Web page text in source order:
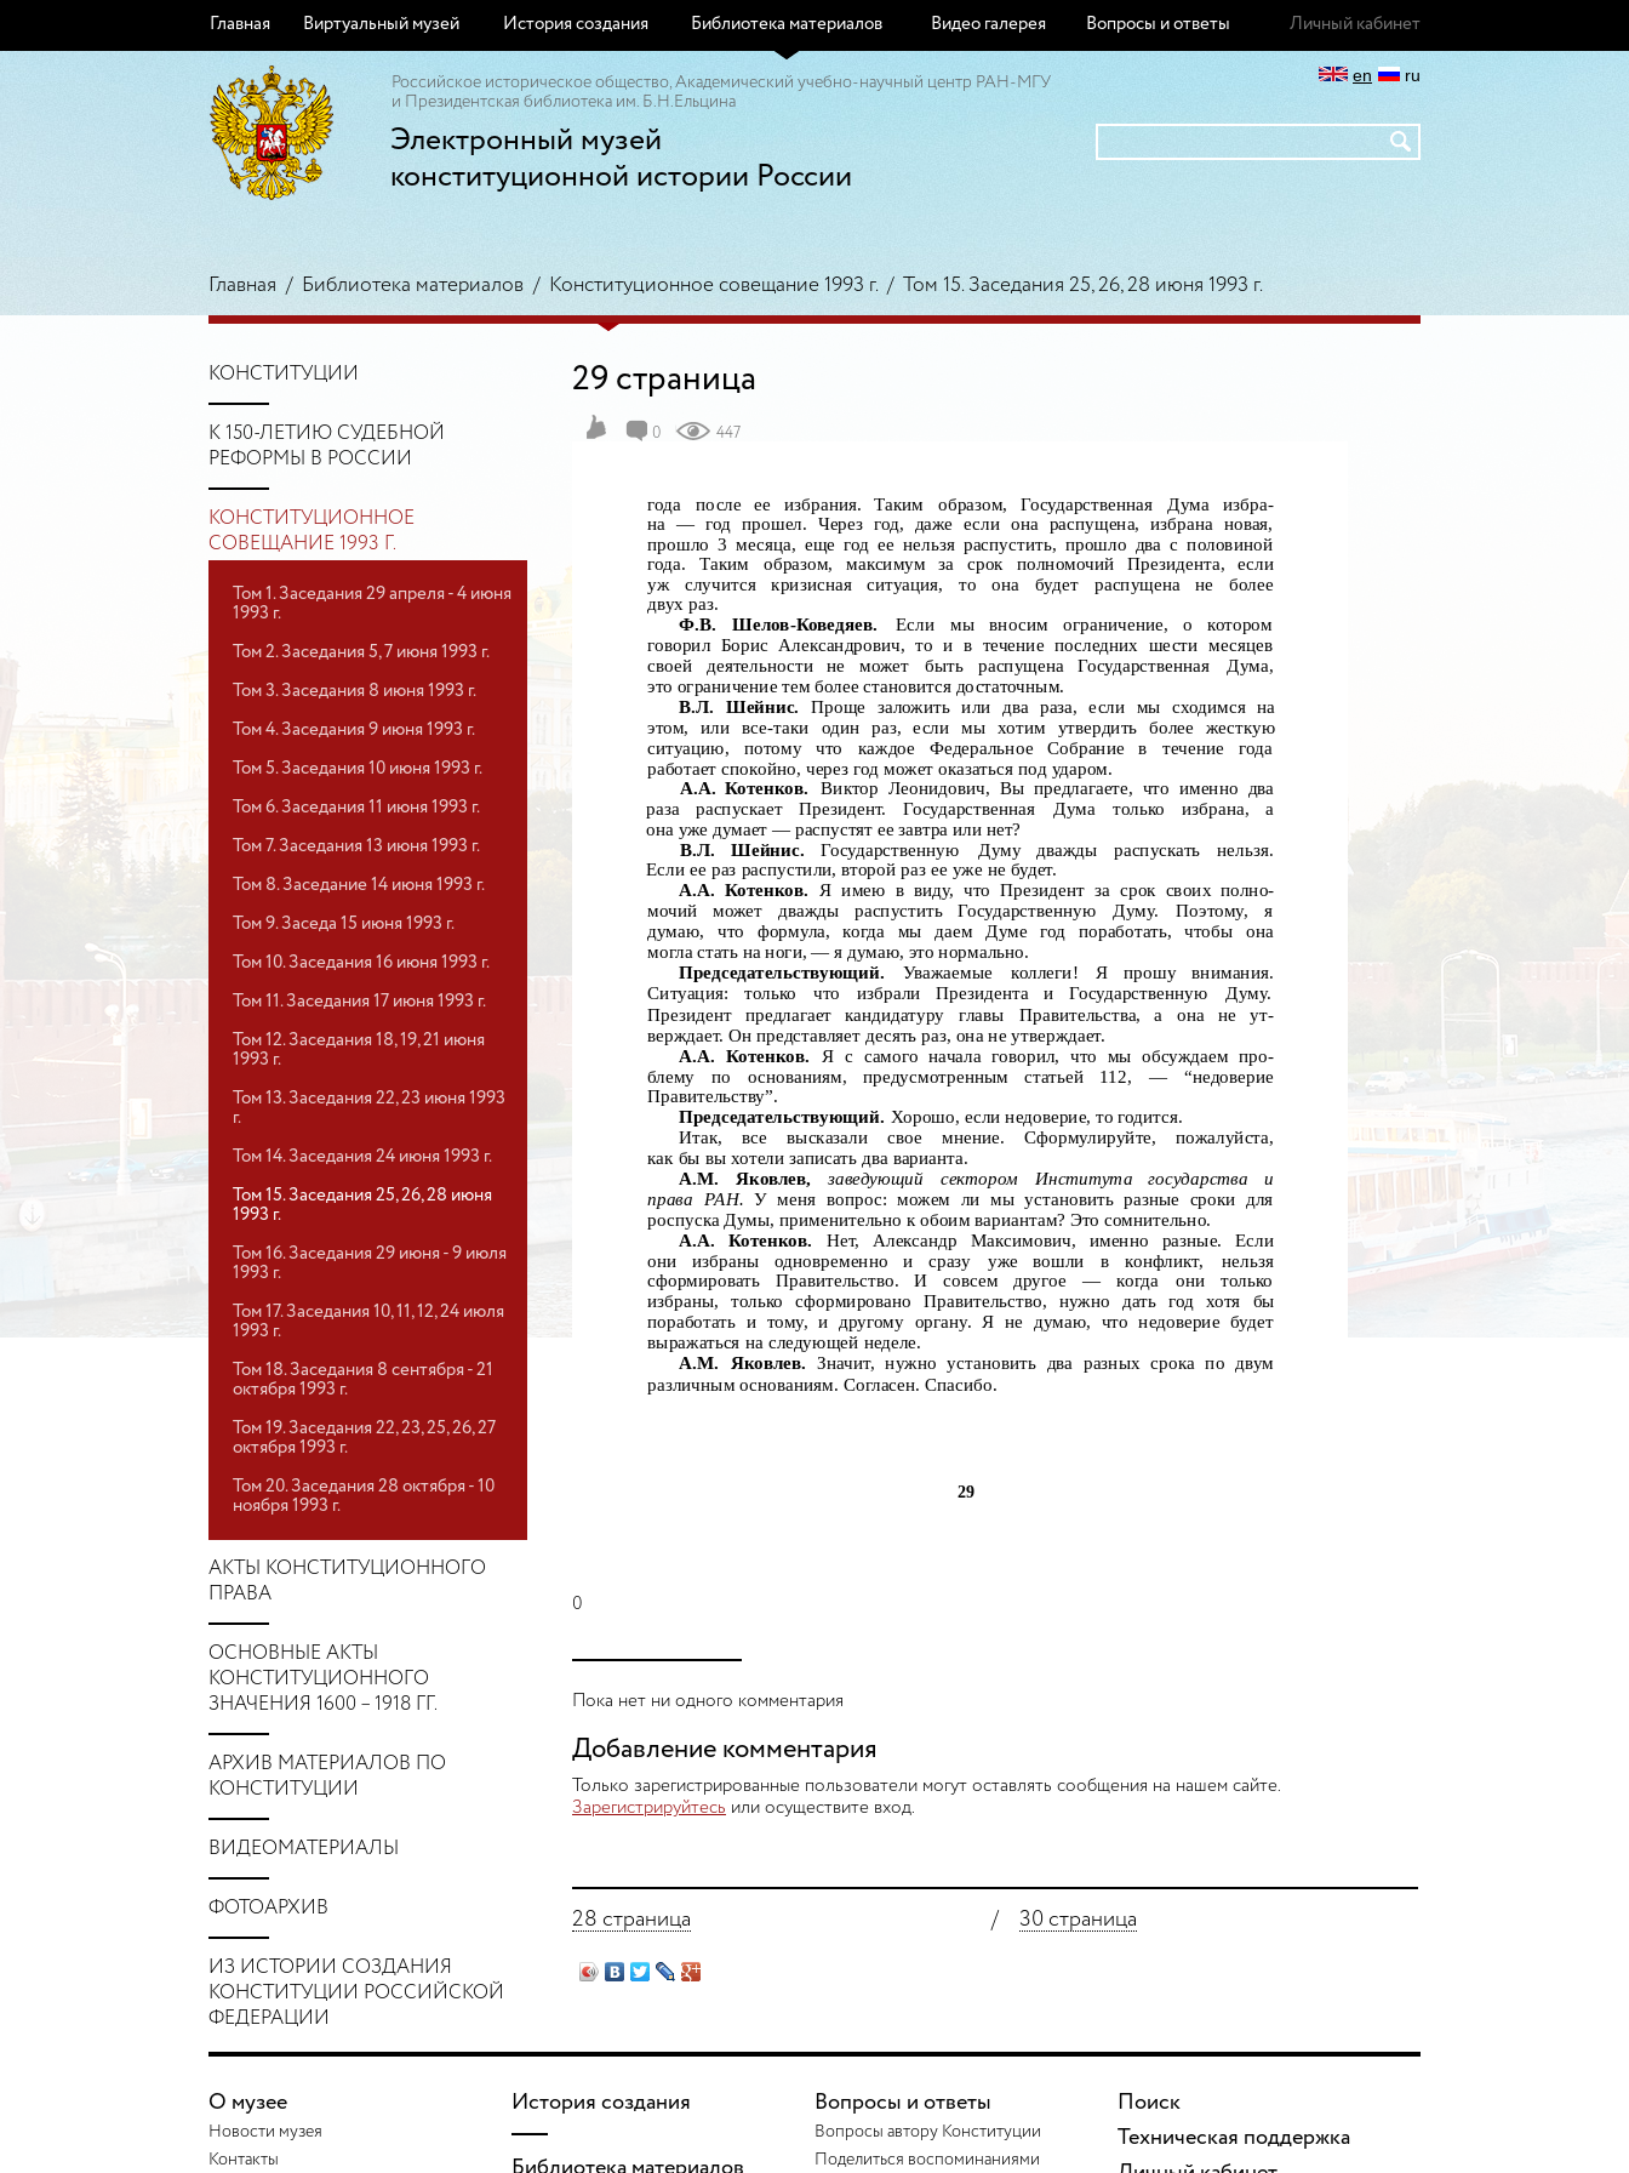
Главная Виртуальный музей История создания Библиотека материалов Видео галерея Вопросы и ответы Личный кабинет
Российское историческое общество, Академический учебно-научный центр РАН-МГУ
и Президентская библиотека им. Б.Н.Ельцина
Электронный музей
конституционной истории России
ru
en
Главная / Библиотека материалов / Конституционное совещание 1993 г./ Том 15. Заседания 25, 26, 28 июня 1993 г.
КОНСТИТУЦИИ
К 150-ЛЕТИЮ СУДЕБНОЙ
РЕФОРМЫ В РОССИИ
КОНСТИТУЦИОННОЕ
СОВЕЩАНИЕ 1993 Г.
Том 1. Заседания 29 апреля - 4 июня
1993 г.
Том 2. Заседания 5, 7 июня 1993 г.
Том 3. Заседания 8 июня 1993 г.
Том 4. Заседания 9 июня 1993 г.
Том 5. Заседания 10 июня 1993 г.
Том 6. Заседания 11 июня 1993 г.
Том 7. Заседания 13 июня 1993 г.
Том 8. Заседание 14 июня 1993 г.
Том 9. Заседа 15 июня 1993 г.
Том 10. Заседания 16 июня 1993 г.
Том 11. Заседания 17 июня 1993 г.
Том 12. Заседания 18, 19, 21 июня
1993 г.
Том 13. Заседания 22, 23 июня 1993
г.
Том 14. Заседания 24 июня 1993 г.
Том 15. Заседания 25, 26, 28 июня
1993 г.
Том 16. Заседания 29 июня - 9 июля
1993 г.
Том 17. Заседания 10, 11, 12, 24 июля
1993 г.
Том 18. Заседания 8 сентября - 21
октября 1993 г.
Том 19. Заседания 22, 23, 25, 26, 27
октября 1993 г.
Том 20. Заседания 28 октября - 10
ноября 1993 г.
АКТЫ КОНСТИТУЦИОННОГО
ПРАВА
ОСНОВНЫЕ АКТЫ
КОНСТИТУЦИОННОГО
ЗНАЧЕНИЯ 1600 – 1918 ГГ.
АРХИВ МАТЕРИАЛОВ ПО
КОНСТИТУЦИИ
ВИДЕОМАТЕРИАЛЫ
ФОТОАРХИВ
ИЗ ИСТОРИИ СОЗДАНИЯ
КОНСТИТУЦИИ РОССИЙСКОЙ
ФЕДЕРАЦИИ
29 страница
0 447
29
года после ее избрания. Таким образом, Государственная Дума
избра-
на — год прошел. Через год, даже если она распущена, избрана новая,
прошло 3 месяца, еще год ее нельзя распустить, прошло два с половиной
года.
Таким образом, максимум за срок полномочий Президента,
если
уж
случится кризисная ситуация, то она будет распущена не
более
двух раз.
Ф.В.
Шелов-Коведяев. Если мы вносим ограничение, о
котором
говорил Борис Александрович, то и в течение последних шести месяцев
своей
деятельности не может быть распущена Государственная
Дума,
это ограничение тем более становится достаточным.
B.Л. Шейнис.
Проще заложить или два раза, если мы сходимся на
этом, или все-таки один раз, если мы хотим утвердить более жесткую
ситуацию,
потому что каждое Федеральное Собрание в течение
года
работает спокойно, через год может оказаться под ударом.
А.А. Котенков.
Виктор Леонидович, Вы предлагаете, что именно два
раза
распускает Президент. Государственная Дума только избрана,
а
она уже думает — распустят ее завтра или нет?
В.Л.
Шейнис. Государственную Думу дважды распускать
нельзя.
Если ее раз распустили, второй раз ее уже не будет.
А.А. Котенков. Я имею в виду, что Президент за срок своих полно-
мочий
может дважды распустить Государственную Думу. Поэтому,
я
думаю, что формула, когда мы даем Думе год поработать, чтобы она
могла стать на ноги, — я думаю, это нормально.
Председательствующий.
Уважаемые коллеги! Я прошу
внимания.
Ситуация:
только что избрали Президента и Государственную
Думу.
Президент
предлагает кандидатуру главы Правительства, а она не
ут-
верждает. Он представляет десять раз, она не утверждает.
А.А. Котенков.
Я с самого начала говорил, что мы обсуждаем про-
блему
по основаниям, предусмотренным статьей 112, —
“недоверие
Правительству”.
Председательствующий. Хорошо, если недоверие, то годится.
Итак,
все высказали свое мнение. Сформулируйте,
пожалуйста,
как бы вы хотели записать два варианта.
А.М.
Яковлев, заведующий сектором Института государства
и
права РАН. У меня вопрос: можем ли мы установить разные сроки для
роспуска Думы, применительно к обоим вариантам? Это сомнительно.
А.А.
Котенков.
Нет, Александр Максимович, именно разные. Если
они
избраны одновременно и сразу уже вошли в конфликт,
нельзя
сформировать
Правительство. И совсем другое — когда они
только
избраны, только сформировано Правительство, нужно дать год хотя бы
поработать и тому, и другому органу. Я не думаю, что недоверие будет
выражаться на следующей неделе.
А.М. Яковлев. Значит, нужно установить два разных срока по двум
различным основаниям. Согласен. Спасибо.
0
Пока нет ни одного комментария
Добавление комментария
Только зарегистрированные пользователи могут оставлять сообщения на нашем сайте.
Зарегистрируйтесь или осуществите вход.
28 страница / 30 страница
О музее
Новости музея
Контакты
История создания
Библиотека материалов
Вопросы и ответы
Вопросы автору Конституции
Поделиться воспоминаниями
Поиск
Техническая поддержка